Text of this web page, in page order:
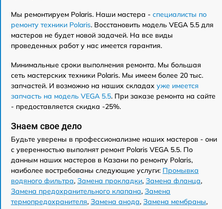
Мы ремонтируем Polaris. Наши мастера - специалисты по
ремонту техники Polaris. Восстановить модель VEGA 5.5 для
мастеров не будет новой задачей. На все виды
проведенных работ у нас имеется гарантия.
Минимальные сроки выполнения ремонта. Мы большая
сеть мастерских техники Polaris. Мы имеем более 20 тыс.
запчастей. И возможно на наших складах уже имеется
запчасть на модель VEGA 5.5. При заказе ремонта на сайте
- предоставляется скидка -25%.
Знаем свое дело
Будьте уверены в профессионализме наших мастеров - они
с уверенностью выполнят ремонт Polaris VEGA 5.5. По
данным наших мастеров в Казани по ремонту Polaris,
наиболее востребованы следующие услуги: Промывка
водяного фильтра, Замена прокладки, Замена фланца,
Замена предохранительного клапана, Замена
термопредохранителя, Замена анода, Замена мембраны,